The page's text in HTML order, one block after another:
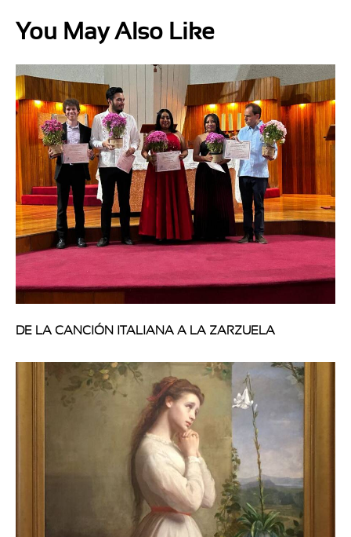
You May Also Like
DE LA CANCIÓN ITALIANA A LA ZARZUELA